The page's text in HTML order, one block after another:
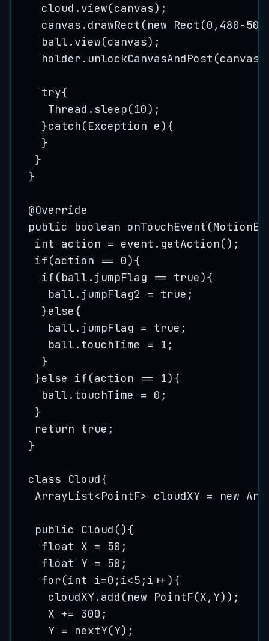
cloud . view(canvas) ;
canvas . drawRect (new Rect (0 , 480-50
ball . view(canvas) ;
holder . unlockCanvasAndPost (canvas
try{
Thread . sleep(10) ;
}catch(Exception e){
}
}
}
@Override
public
boolean onTouchEvent (
int
action = event . getAction() ;
if (action == 0){
if (ball . jumpFlag == true){
ball . jumpFlag2 = true ;
}else{
ball . jumpFlag = true ;
ball . touchTime = 1 ;
}
}else if (action == 1){
ball . touchTime = 0 ;
}
return true ;
}
class Cloud{
ArrayList<PointF> cloudXY = new
public Cloud (){
float
X = 50 ;
float
Y = 50 ;
for(int i=0 ;i<5 ;i++){
cloudXY. add (new PointF(X,Y)) ;
X += 300 ;
Y = nextY(Y) ;